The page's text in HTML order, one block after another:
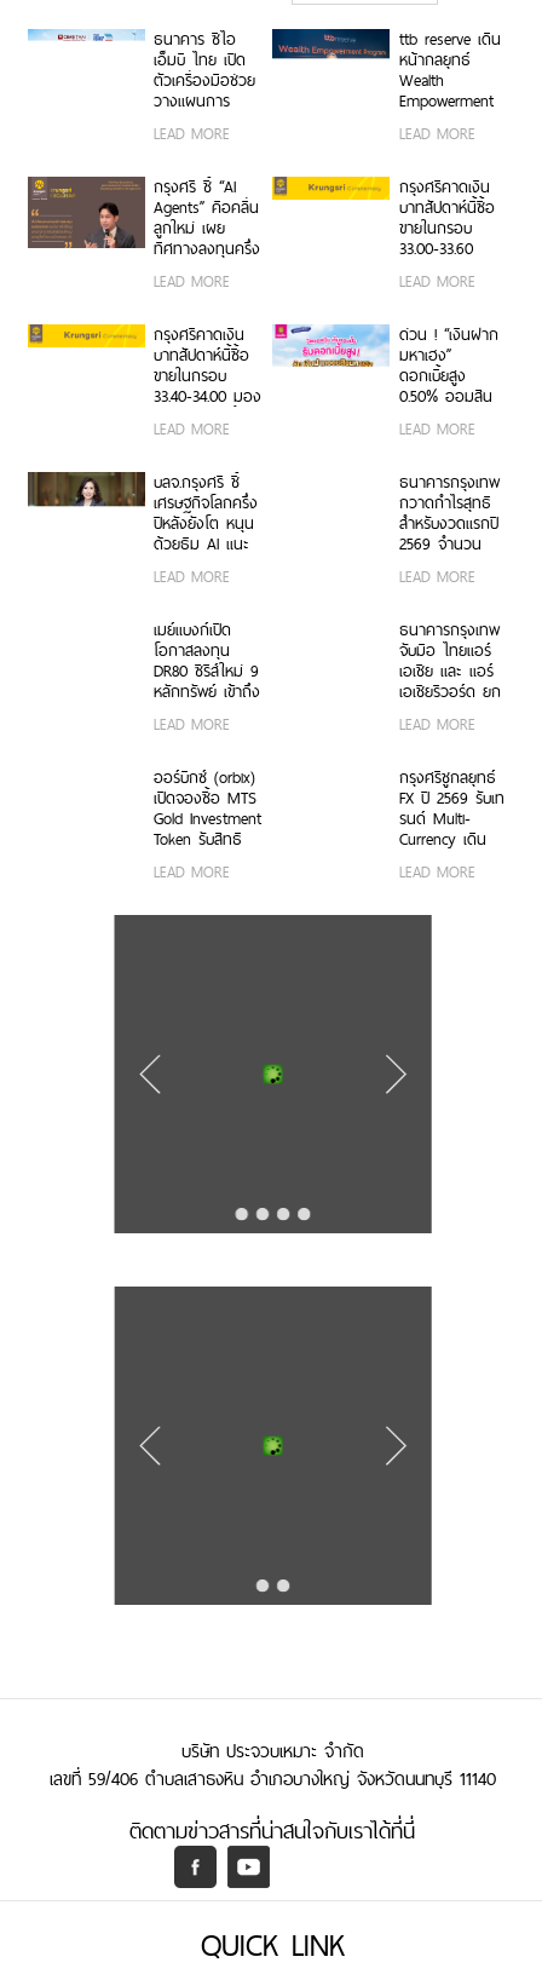
ธนาคาร ซีไอ
เอ็มบี ไทย เปิด
ตัวเครื่องมือช่วย
วางแผนการ
สภาพภูมิอากาศ
Cooler Earth
Thailand 2026
LEAD MORE
ttb reserve เดิน
หน้ากลยุทธ์
Wealth
Empowerment
Program สร้าง
สานต่อความ
สำเร็จครอบครัว
จากรุ่นสู่รุ่น
LEAD MORE
กรุงศรี ชี้ “AI
Agents” คือคลื่น
ลูกใหม่ เผย
ทิศทางลงทุนครึ่ง
สูตรจัดพอร์ต
รับมือความไม่
แน่นอนเศรษฐกิจ
โลก
LEAD MORE
กรุงศรีคาดเงิน
บาทสัปดาห์นี้ซื้อ
ขายในกรอบ
33.00-33.60
งานสหรัฐฯ
LEAD MORE
กรุงศรีคาดเงิน
บาทสัปดาห์นี้ซื้อ
ขายในกรอบ
33.40-34.00 มอง
LEAD MORE
ด่วน ! “เงินฝาก
มหาเฮง”
ดอกเบี้ยสูง
0.50% ออมสิน
เปลี่ยนยอดขาย
อัตโนมัติ
LEAD MORE
บลจ.กรุงศรี ชี้
เศรษฐกิจโลกครึ่ง
ปีหลังยังโต หนุน
ด้วยธีม AI แนะ
หุ้นเชิงรับเพิ่ม
LEAD MORE
ธนาคารกรุงเทพ
กวาดกำไรสุทธิ
สำหรับงวดแรกปี
2569 จำนวน
LEAD MORE
เมย์แบงก์เปิด
โอกาสลงทุน
DR80 ซีรีส์ใหม่ 9
หลักทรัพย์ เข้าถึง
ครบทั้งธีม
Defensive คัด
โอกาสจาก AI–
Semiconductor–
Cloud–Data
เสริมพอร์ตด้วย
อุปโภคบริโภค ซื้อ
LEAD MORE
ธนาคารกรุงเทพ
จับมือ ไทยแอร์
เอเชีย และ แอร์
เอเชียรีวอร์ด ยก
เครดิตแอร์เอเชีย
มาสเตอร์การ์ด
ธนาคารกรุงเทพ”
สานต่อความ
สำเร็จบัตร Co-
Brand ภายใต้
คอนเซปต์ “อัป
Smart กว่าที่เคย”
LEAD MORE
ออร์บิกซ์ (orbix)
เปิดจองซื้อ MTS
Gold Investment
Token รับสิทธิ
มูลค่าสูงสุด
สำหรับผู้จองซื้อ
LEAD MORE
กรุงศรีชูกลยุทธ์
FX ปี 2569 รับเท
รนด์ Multi-
Currency เดิน
เต็มรูปแบบ ตอบ
ยั่งยืนท่ามกลาง
LEAD MORE
บริษัท ประจวบเหมาะ จำกัด
เลขที่ 59/406 ตำบลเสาธงหิน อำเภอบางใหญ่ จังหวัดนนทบุรี 11140
ติดตามข่าวสารที่น่าสนใจกับเราได้ที่นี่
QUICK LINK